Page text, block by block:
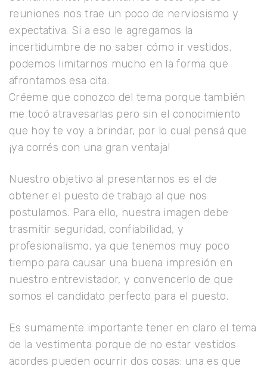
reuniones nos trae un poco de nerviosismo y
expectativa. Si a eso le agregamos la
incertidumbre de no saber cómo ir vestidos,
podemos limitarnos mucho en la forma que
afrontamos esa cita.
Créeme que conozco del tema porque también
me tocó atravesarlas pero sin el conocimiento
que hoy te voy a brindar, por lo cual pensá que
¡ya corrés con una gran ventaja!
Nuestro objetivo al presentarnos es el de
obtener el puesto de trabajo al que nos
postulamos. Para ello, nuestra imagen debe
trasmitir seguridad, confiabilidad, y
profesionalismo, ya que tenemos muy poco
tiempo para causar una buena impresión en
nuestro entrevistador, y convencerlo de que
somos el candidato perfecto para el puesto.
Es sumamente importante tener en claro el tema
de la vestimenta porque de no estar vestidos
acordes pueden ocurrir dos cosas: una es que